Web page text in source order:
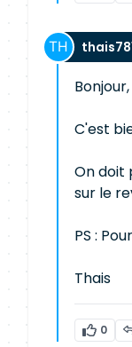
Bonjour,
C'est
On doit
sur le
PS :
Thais
0